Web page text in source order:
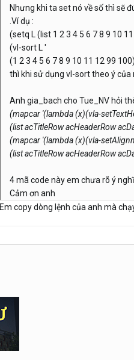
Nhưng khi ta set nó về số thì sẽ
.Ví dụ :
(setq L (list 1 2 3 4 5 6 7 8 9 10
(vl-sort L '
(1 2 3 4 5 6 7 8 9 10 11 12 99 100)
thì khi sử dụng vl-sort theo ý của
Anh gia_bach cho Tue_NV hỏi
(mapcar '(lambda (x)(vla-
(list acTitleRow acHeaderRow
(mapcar '(lambda (x)(vla-
(list acTitleRow acHeaderRow
4 mã code này em chưa rõ ý
Cảm ơn anh
Em copy dòng lệnh của anh mà